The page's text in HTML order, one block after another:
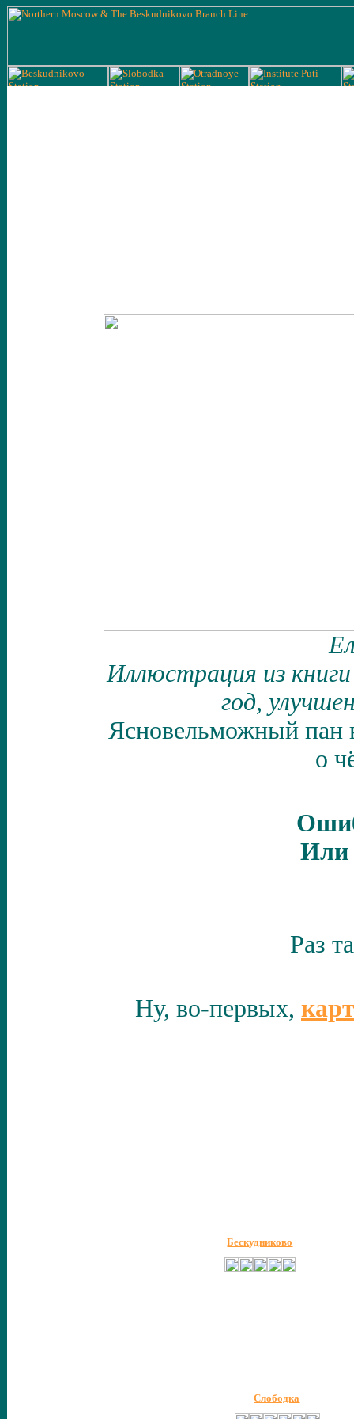
Иллюстрация из
год,
Ясновельможный пан
о
Или
Раз
Ну, во-первых,
Бескудниково
Слободка